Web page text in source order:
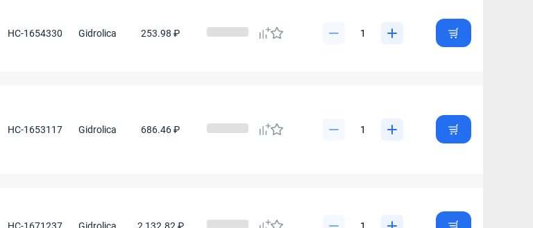
НС-1654330 Gidrolica 253.98 ₽
НС-1653117 Gidrolica 686.46 ₽